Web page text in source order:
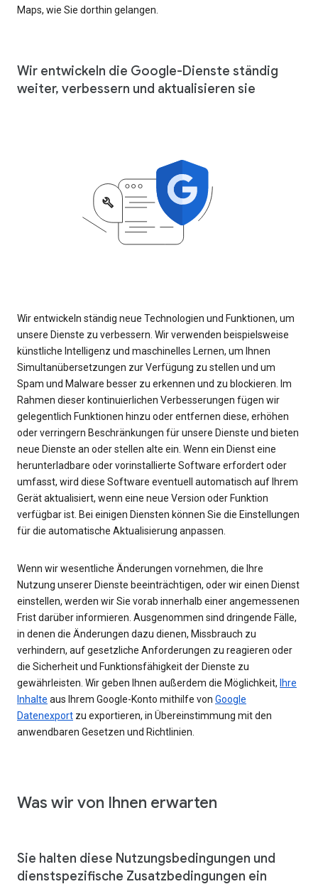
Maps, wie Sie dorthin gelangen.
Wir entwickeln die Google-Dienste ständig
weiter, verbessern und aktualisieren sie
Wir entwickeln ständig neue Technologien und Funktionen, um
unsere Dienste zu verbessern. Wir verwenden beispielsweise
künstliche Intelligenz und maschinelles Lernen, um Ihnen
Simultanübersetzungen zur Verfügung zu stellen und um
Spam und Malware besser zu erkennen und zu blockieren. Im
Rahmen dieser kontinuierlichen Verbesserungen fügen wir
gelegentlich Funktionen hinzu oder entfernen diese, erhöhen
oder verringern Beschränkungen für unsere Dienste und bieten
neue Dienste an oder stellen alte ein. Wenn ein Dienst eine
herunterladbare oder vorinstallierte Software erfordert oder
umfasst, wird diese Software eventuell automatisch auf Ihrem
Gerät aktualisiert, wenn eine neue Version oder Funktion
verfügbar ist. Bei einigen Diensten können Sie die Einstellungen
für die automatische Aktualisierung anpassen.
Wenn wir wesentliche Änderungen vornehmen, die Ihre
Nutzung unserer Dienste beeinträchtigen, oder wir einen Dienst
einstellen, werden wir Sie vorab innerhalb einer angemessenen
Frist darüber informieren. Ausgenommen sind dringende Fälle,
in denen die Änderungen dazu dienen, Missbrauch zu
verhindern, auf gesetzliche Anforderungen zu reagieren oder
die Sicherheit und Funktionsfähigkeit der Dienste zu
gewährleisten. Wir geben Ihnen außerdem die Möglichkeit, Ihre
Inhalte aus Ihrem Google-Konto mithilfe von Google
Datenexport zu exportieren, in Übereinstimmung mit den
anwendbaren Gesetzen und Richtlinien.
Was wir von Ihnen erwarten
Sie halten diese Nutzungsbedingungen und
dienstspezifische Zusatzbedingungen ein